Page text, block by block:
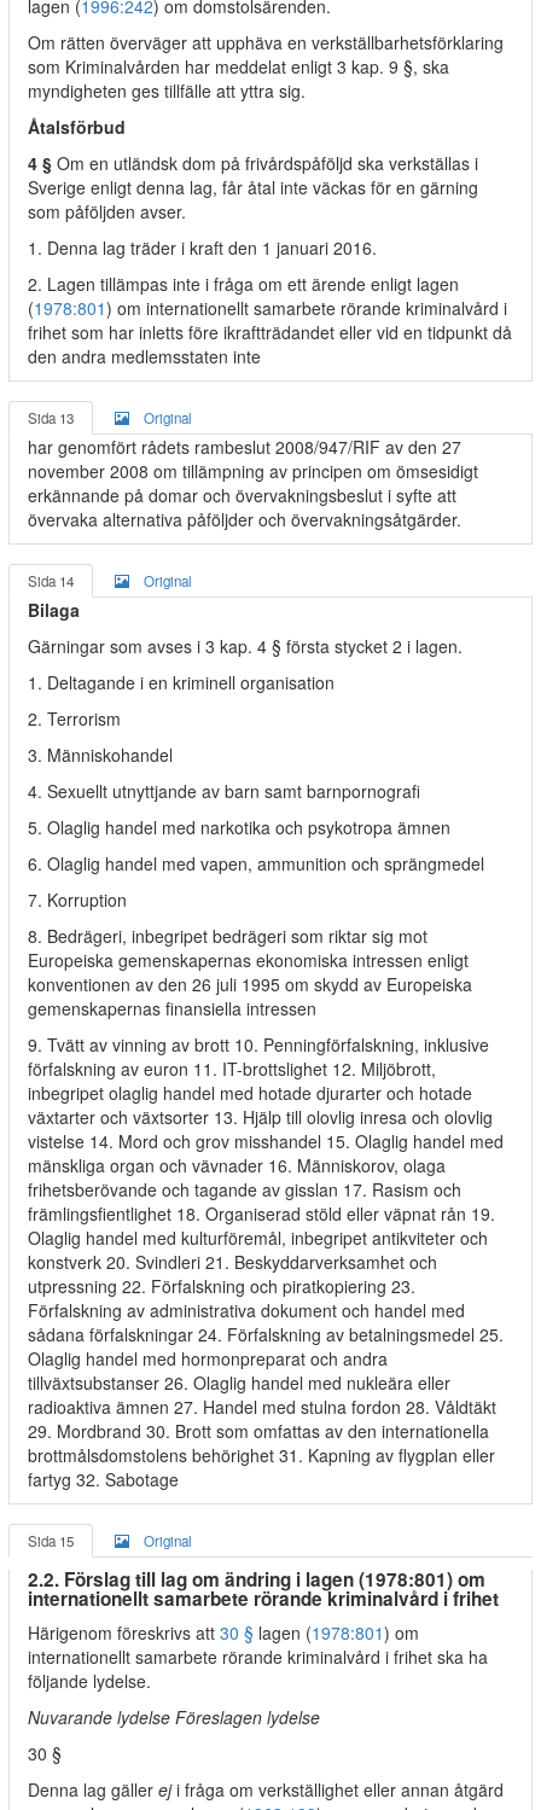
lagen (1996:242) om domstolsärenden.
Om rätten överväger att upphäva en verkställbarhetsförklaring
som Kriminalvården har meddelat enligt 3 kap. 9 §, ska
myndigheten ges tillfälle att yttra sig.
Åtalsförbud
4 § Om en utländsk dom på frivårdspåföljd ska verkställas i
Sverige enligt denna lag, får åtal inte väckas för en gärning
som påföljden avser.
1. Denna lag träder i kraft den 1 januari 2016.
2. Lagen tillämpas inte i fråga om ett ärende enligt lagen
(1978:801) om internationellt samarbete rörande kriminalvård i
frihet som har inletts före ikraftträdandet eller vid en tidpunkt då
den andra medlemsstaten inte
Sida 13 Original
har genomfört rådets rambeslut 2008/947/RIF av den 27
november 2008 om tillämpning av principen om ömsesidigt
erkännande på domar och övervakningsbeslut i syfte att
övervaka alternativa påföljder och övervakningsåtgärder.
Sida 14 Original
Bilaga
Gärningar som avses i 3 kap. 4 § första stycket 2 i lagen.
1. Deltagande i en kriminell organisation
2. Terrorism
3. Människohandel
4. Sexuellt utnyttjande av barn samt barnpornografi
5. Olaglig handel med narkotika och psykotropa ämnen
6. Olaglig handel med vapen, ammunition och sprängmedel
7. Korruption
8. Bedrägeri, inbegripet bedrägeri som riktar sig mot
Europeiska gemenskapernas ekonomiska intressen enligt
konventionen av den 26 juli 1995 om skydd av Europeiska
gemenskapernas finansiella intressen
9. Tvätt av vinning av brott 10. Penningförfalskning, inklusive
förfalskning av euron 11. IT-brottslighet 12. Miljöbrott,
inbegripet olaglig handel med hotade djurarter och hotade
växtarter och växtsorter 13. Hjälp till olovlig inresa och olovlig
vistelse 14. Mord och grov misshandel 15. Olaglig handel med
mänskliga organ och vävnader 16. Människorov, olaga
frihetsberövande och tagande av gisslan 17. Rasism och
främlingsfientlighet 18. Organiserad stöld eller väpnat rån 19.
Olaglig handel med kulturföremål, inbegripet antikviteter och
konstverk 20. Svindleri 21. Beskyddarverksamhet och
utpressning 22. Förfalskning och piratkopiering 23.
Förfalskning av administrativa dokument och handel med
sådana förfalskningar 24. Förfalskning av betalningsmedel 25.
Olaglig handel med hormonpreparat och andra
tillväxtsubstanser 26. Olaglig handel med nukleära eller
radioaktiva ämnen 27. Handel med stulna fordon 28. Våldtäkt
29. Mordbrand 30. Brott som omfattas av den internationella
brottmålsdomstolens behörighet 31. Kapning av flygplan eller
fartyg 32. Sabotage
Sida 15 Original
2.2. Förslag till lag om ändring i lagen (1978:801) om
internationellt samarbete rörande kriminalvård i frihet
Härigenom föreskrivs att 30 § lagen (1978:801) om
internationellt samarbete rörande kriminalvård i frihet ska ha
följande lydelse.
Nuvarande lydelse Föreslagen lydelse
30 §
Denna lag gäller eji fråga om verkställighet eller annan åtgärd